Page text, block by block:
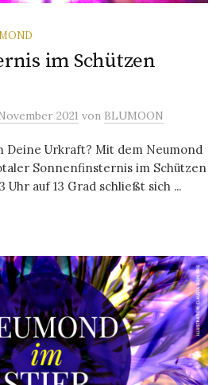
im Schützen
2021 von BLUMOON
Deine Urkraft? Mit dem Neumond
Sonnenfinsternis im Schützen
Uhr auf 13 Grad schließt sich ...